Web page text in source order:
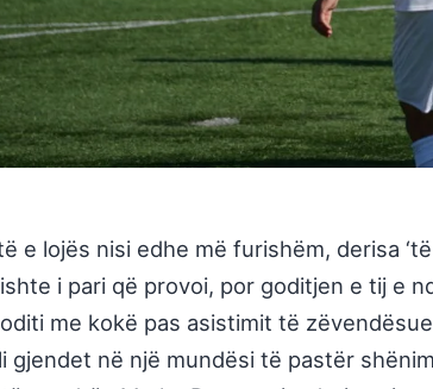
e lojës nisi edhe më furishëm, derisa
i pari që provoi, por goditjen e tij e
me kokë pas asistimit të
gjendet në një mundësi të pastër